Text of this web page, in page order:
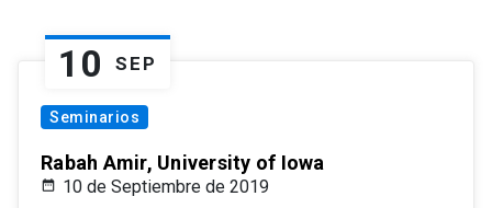
10 SEP
Seminarios
Rabah Amir, University of Iowa
10 de Septiembre de 2019